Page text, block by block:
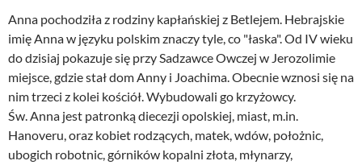
Anna pochodziła z rodziny kapłańskiej z Betlejem. Hebrajskie
imię Anna w języku polskim znaczy tyle, co "łaska". Od IV wieku
do dzisiaj pokazuje się przy Sadzawce Owczej w Jerozolimie
miejsce, gdzie stał dom Anny i Joachima. Obecnie wznosi się na
nim trzeci z kolei kościół. Wybudowali go krzyżowcy.
Św. Anna jest patronką diecezji opolskiej, miast, m.in.
Hanoveru, oraz kobiet rodzących, matek, wdów, położnic,
ubogich robotnic, górników kopalni złota, młynarzy,